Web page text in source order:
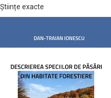
Științe exacte